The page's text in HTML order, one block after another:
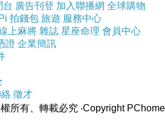
台 廣告刊登 加入聯播網 全球購物
Pi 拍錢包 旅遊 服務中心
上麻將 雜誌 星座命理 會員中心
證 企業簡訊
徵才
權所有、轉載必究 ‧Copyright PChome